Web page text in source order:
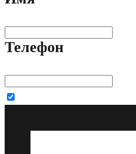
Телефон